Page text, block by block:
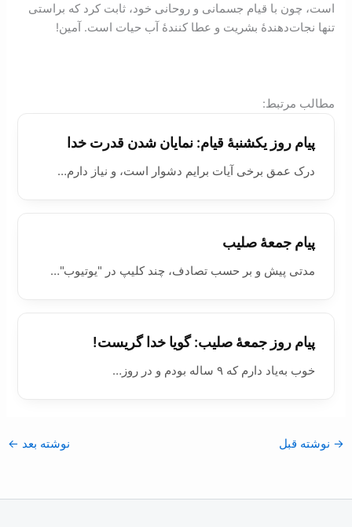
است، چون با قيام جسمانی و روحانی خود، ثابت کرد که براستی
تنها نجات‌دهندۀ بشریت و عطا کنندۀ آب حیات است. آمین!
:مطالب مرتبط
پیام روز يکشنبۀ قیام: نمایان شدن قدرت خدا
درک عمق برخی آیات برایم دشوار است، و نیاز دارم…
پیام جمعۀ صليب
مدتی پیش و بر حسب تصادف، چند کلیپ در "یوتیوب"…
پیام روز جمعۀ صلیب: گويا خدا گریست!
خوب به‌یاد دارم که ۹ ساله بودم و در روز…
→ نوشته قبل نوشته بعد ←